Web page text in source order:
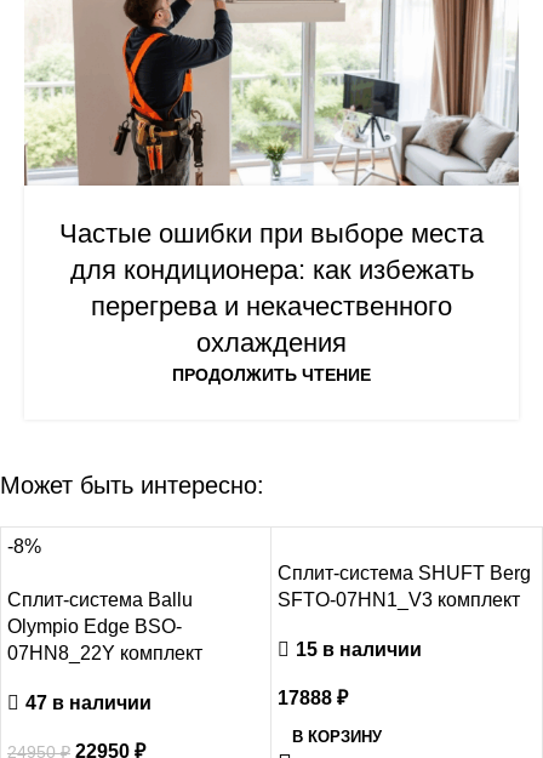
Частые ошибки при выборе места
для кондиционера: как избежать
перегрева и некачественного
охлаждения
ПРОДОЛЖИТЬ ЧТЕНИЕ
Может быть интересно:
-8%
Сплит-система Ballu
Olympio Edge BSO-
07HN8_22Y комплект
47 в наличии
24950₽ 22950 ₽
Сплит-система SHUFT Berg
SFTO-07HN1_V3 комплект
15 в наличии
17888 ₽
В КОРЗИНУ